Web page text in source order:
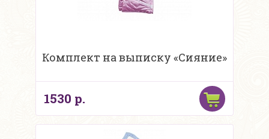
Комплект на выписку «Сияние»
1530 р.